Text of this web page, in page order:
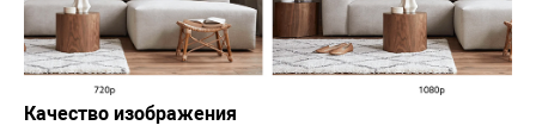
Качество изображения